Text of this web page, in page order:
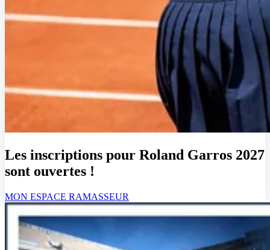
Les inscriptions pour Roland Garros 2027
sont ouvertes !
MON ESPACE RAMASSEUR